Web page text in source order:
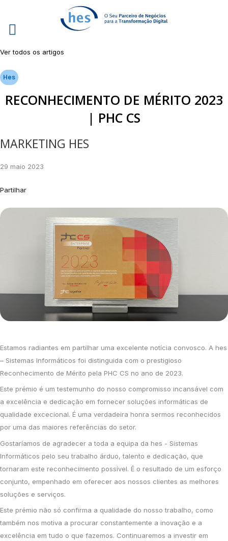
Ver todos os artigos
Hes
RECONHECIMENTO DE MÉRITO 2023
| PHC CS
MARKETING HES
29 maio 2023
Partilhar
Estamos radiantes em partilhar uma excelente notícia convosco. A hes
– Sistemas Informáticos foi distinguida com o prestigioso
Reconhecimento de Mérito pela PHC CS no ano de 2023.
Este prémio é um testemunho do nosso compromisso incansável com
a excelência e dedicação em fornecer soluções informáticas de
qualidade excecional. É uma verdadeira honra sermos reconhecidos
por uma das maiores referências do setor.
Gostaríamos de agradecer a toda a equipa da hes - Sistemas
Informáticos pelo seu trabalho árduo, talento e dedicação, que
tornaram este reconhecimento possível. É o resultado de um esforço
conjunto, empenhado em oferecer aos nossos clientes as melhores
soluções e serviços.
Este prémio não só confirma a qualidade do nosso trabalho, como
também nos motiva a procurar constantemente a inovação e a
excelência em tudo o que fazemos. Continuaremos a investir em